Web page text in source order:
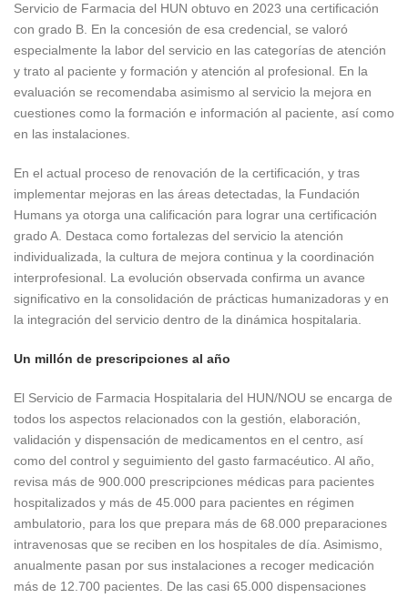
Servicio de Farmacia del HUN obtuvo en 2023 una certificación
con grado B. En la concesión de esa credencial, se valoró
especialmente la labor del servicio en las categorías de atención
y trato al paciente y formación y atención al profesional. En la
evaluación se recomendaba asimismo al servicio la mejora en
cuestiones como la formación e información al paciente, así como
en las instalaciones.
En el actual proceso de renovación de la certificación, y tras
implementar mejoras en las áreas detectadas, la Fundación
Humans ya otorga una calificación para lograr una certificación
grado A. Destaca como fortalezas del servicio la atención
individualizada, la cultura de mejora continua y la coordinación
interprofesional. La evolución observada confirma un avance
significativo en la consolidación de prácticas humanizadoras y en
la integración del servicio dentro de la dinámica hospitalaria.
Un millón de prescripciones al año
El Servicio de Farmacia Hospitalaria del HUN/NOU se encarga de
todos los aspectos relacionados con la gestión, elaboración,
validación y dispensación de medicamentos en el centro, así
como del control y seguimiento del gasto farmacéutico. Al año,
revisa más de 900.000 prescripciones médicas para pacientes
hospitalizados y más de 45.000 para pacientes en régimen
ambulatorio, para los que prepara más de 68.000 preparaciones
intravenosas que se reciben en los hospitales de día. Asimismo,
anualmente pasan por sus instalaciones a recoger medicación
más de 12.700 pacientes. De las casi 65.000 dispensaciones